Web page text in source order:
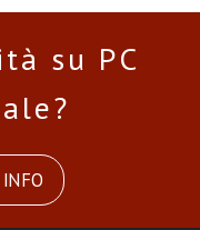
su PC